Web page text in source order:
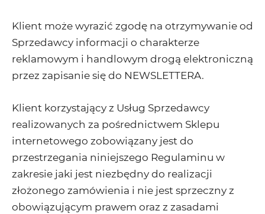
Klient może wyrazić zgodę na otrzymywanie od
Sprzedawcy informacji o charakterze
reklamowym i handlowym drogą elektroniczną
przez zapisanie się do NEWSLETTERA.
Klient korzystający z Usług Sprzedawcy
realizowanych za pośrednictwem Sklepu
internetowego zobowiązany jest do
przestrzegania niniejszego Regulaminu w
zakresie jaki jest niezbędny do realizacji
złożonego zamówienia i nie jest sprzeczny z
obowiązującym prawem oraz z zasadami